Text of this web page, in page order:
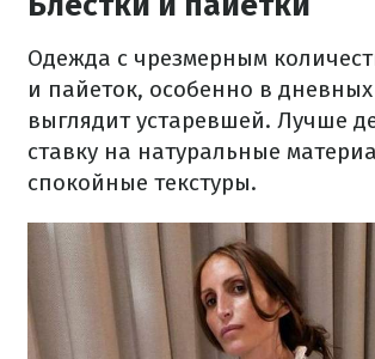
Одежда с чрезмерным
и пайеток, особенно в
выглядит устаревшей. Лучше
ставку на натуральные
спокойные текстуры.